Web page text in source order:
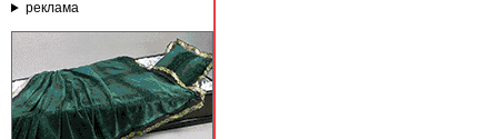
реклама